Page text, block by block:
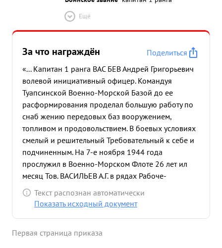
Ещё
За что награждён
Поделиться
«... Капитан 1 ранга ВАС БЕВ Андрей Григорьевич
волевой инициативный офицер. Командуя
Туапсинской Военно-Морской Базой до ее
расформирования проделал большую работу по
снаб жению передовых баз вооружением,
топливом и продовольствием. В боевых условиях
смелый и решительный Требовательный к себе и
подчиненным. На 7-е ноября 1944 года
прослужил в Военно-Морском Флоте 26 лет ил
месяц Тов. ВАСИЛЬЕВ А.Г. в рядах Рабоче-
Крестьянской Красной Армии беспрерывно
служит на командно-руководящих должностях. в
Текст распознан автоматически
Показать исходный документ
Первая страница приказа